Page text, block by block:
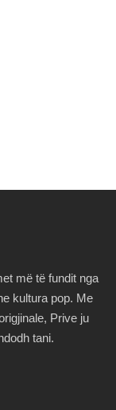
më të fundit nga
kultura pop. Me
Prive ju
tani.